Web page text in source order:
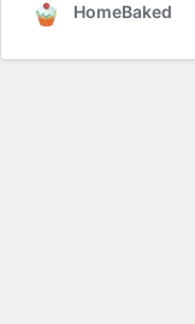
HomeBaked